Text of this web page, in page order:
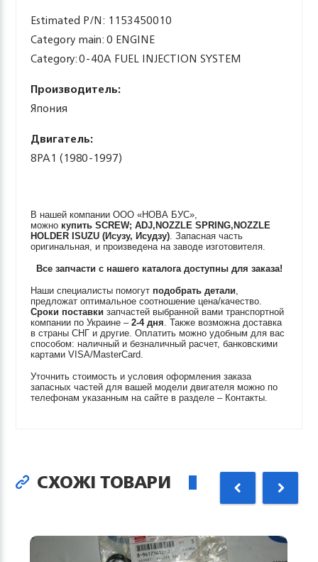
Estimated P/N: 1153450010
Category main: 0 ENGINE
Category: 0-40A FUEL INJECTION SYSTEM
Производитель:
Япония
Двигатель:
8PA1 (1980-1997)
В нашей компании ООО «НОВА БУС»,
можно купитьSCREW; ADJ,NOZZLE SPRING,NOZZLE
HOLDER ISUZU (Исузу, Исудзу). Запасная часть
оригинальная, и произведена на заводе изготовителя.
Все запчасти с нашего каталога доступны для заказа!
Наши специалисты помогут подобрать детали,
предложат оптимальное соотношение цена/качество.
Сроки поставки запчастей выбранной вами транспортной
компании по Украине –2-4 дня. Также возможна доставка
в страны СНГ и другие. Оплатить можно удобным для вас
способом: наличный и безналичный расчет, банковскими
картами VISA/MasterCard.
Уточнить стоимость и условия оформления заказа
запасных частей для вашей модели двигателя можно по
телефонам указанным на сайте в разделе – Контакты.
СХОЖІ ТОВАРИ